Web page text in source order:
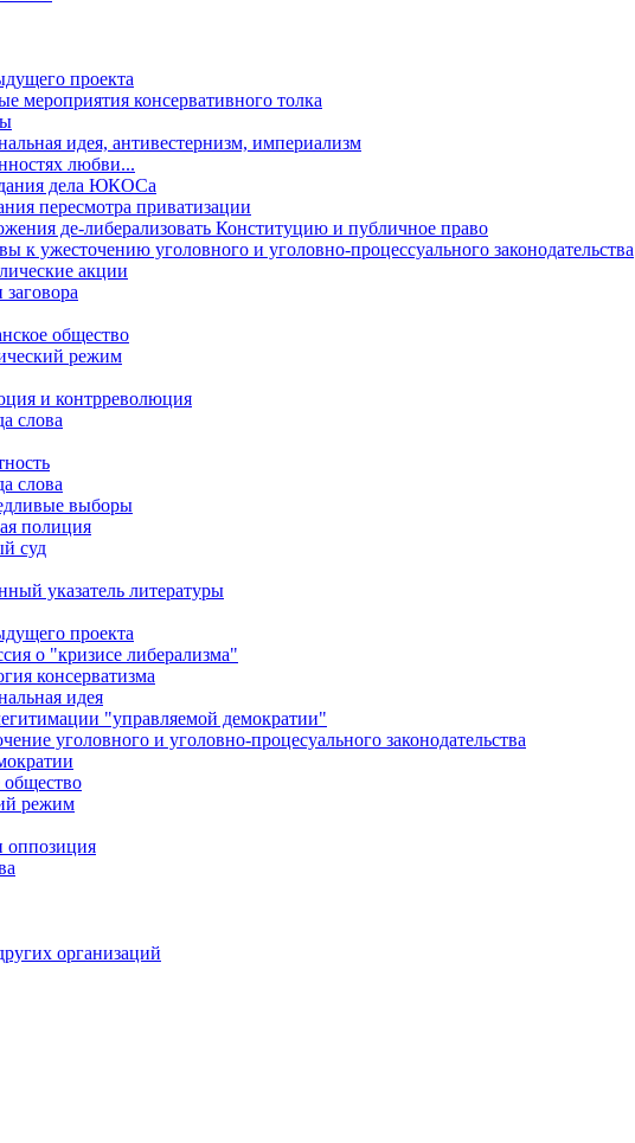
проекта
мероприятия консервативного толка
идея, антивестернизм, империализм
любви...
дела ЮКОСа
пересмотра приватизации
де-либерализовать Конституцию и публичное право
к ужесточению уголовного и уголовно-процессуального законодательства
акции
общество
режим
и контрреволюция
слова
слова
выборы
полиция
суд
указатель литературы
проекта
о "кризисе либерализма"
консерватизма
идея
"управляемой демократии"
уголовного и уголовно-процесуального законодательства
общество
режим
оппозиция
организаций